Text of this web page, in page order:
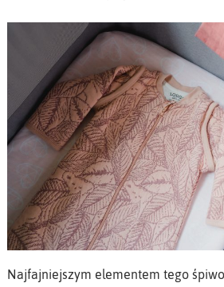
Najfajniejszym elementem tego